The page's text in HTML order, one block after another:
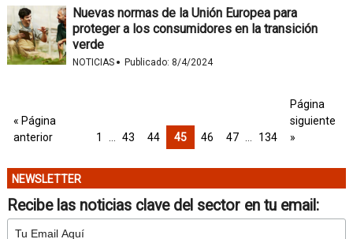
Nuevas normas de la Unión Europea para
proteger a los consumidores en la transición
verde
NOTICIAS · Publicado: 8/4/2024
« Página
anterior
1 43 44 45 46 47 134
Página
siguiente
»
NEWSLETTER
Recibe las noticias clave del sector en tu email: